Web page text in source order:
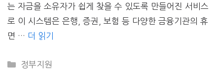
는 자금을 소유자가 쉽게 찾을 수 있도록 만들어진 서비스
로 이 시스템은 은행, 증권, 보험 등 다양한 금융기관의 휴
면 … 더 읽기
CATEGORIES
정부지원